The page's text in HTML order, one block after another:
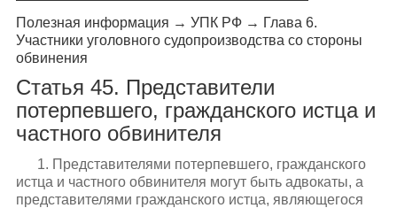
Полезная информация → УПК РФ→ Глава 6.
Участники уголовного судопроизводства со стороны
обвинения
Статья 45. Представители
потерпевшего, гражданского истца и
частного обвинителя
1. Представителями потерпевшего, гражданского
истца и частного обвинителя могут быть адвокаты, а
представителями гражданского истца, являющегося